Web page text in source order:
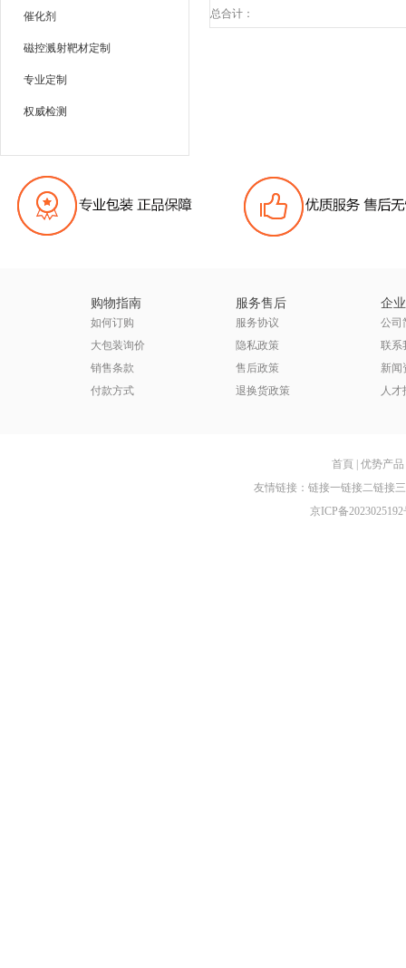
催化剂
磁控溅射靶材定制
专业定制
权威检测
总合计：
购物指南
如何订购
大包装询价
销售条款
付款方式
服务售后
服务协议
隐私政策
售后政策
退换货政策
企
公司
联系
新闻
人才
首頁 优势产品
友情链接： 链接一链接二链接三
京ICP备